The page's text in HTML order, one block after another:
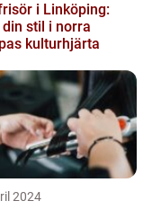
i Linköping:
din stil i norra
kulturhjärta
2024